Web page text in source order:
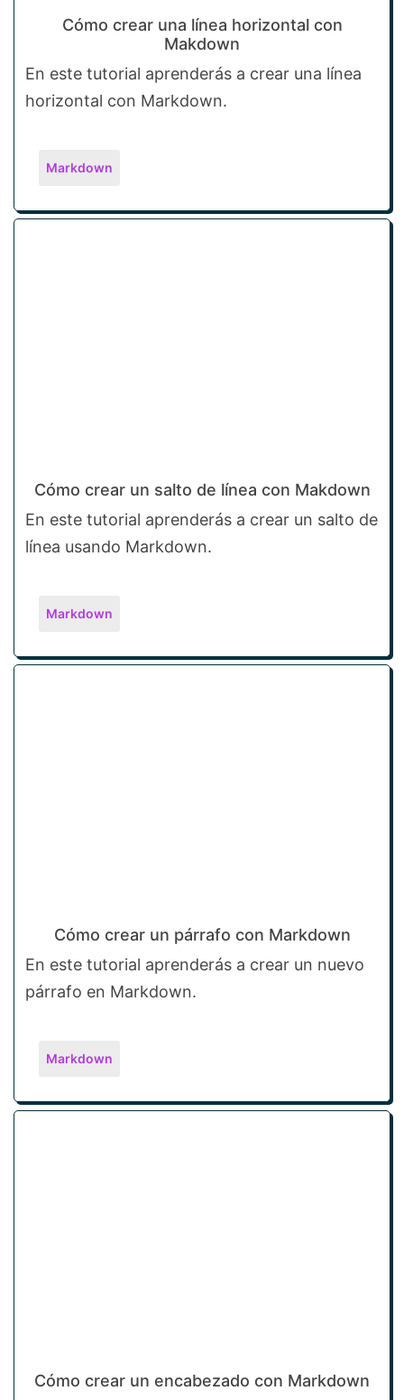
Cómo crear una línea horizontal con
Makdown
En este tutorial aprenderás a crear una línea
horizontal con Markdown.
Markdown
Cómo crear un salto de línea con Makdown
En este tutorial aprenderás a crear un salto de
línea usando Markdown.
Markdown
Cómo crear un párrafo con Markdown
En este tutorial aprenderás a crear un nuevo
párrafo en Markdown.
Markdown
Cómo crear un encabezado con Markdown